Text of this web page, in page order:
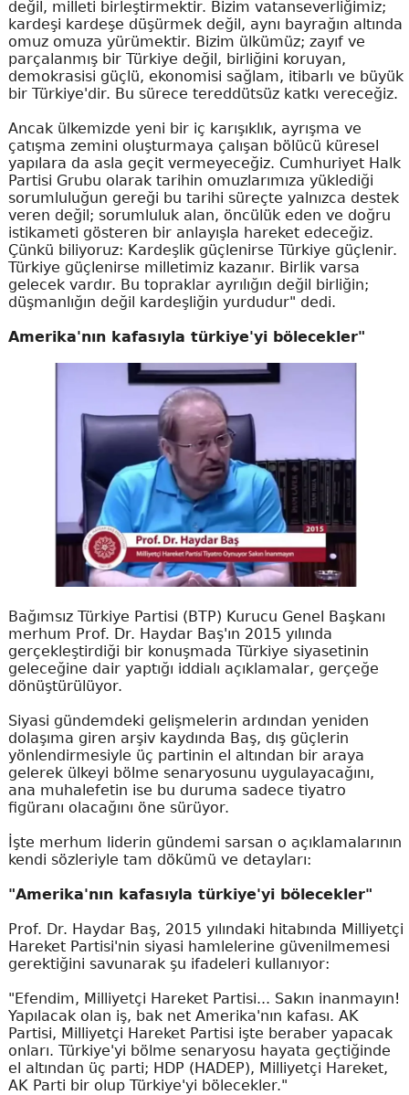
değil, milleti birleştirmektir. Bizim vatanseverliğimiz;
kardeşi kardeşe düşürmek değil, aynı bayrağın altında
omuz omuza yürümektir. Bizim ülkümüz; zayıf ve
parçalanmış bir Türkiye değil, birliğini koruyan,
demokrasisi güçlü, ekonomisi sağlam, itibarlı ve büyük
bir Türkiye'dir. Bu sürece tereddütsüz katkı vereceğiz.
Ancak ülkemizde yeni bir iç karışıklık, ayrışma ve
çatışma zemini oluşturmaya çalışan bölücü küresel
yapılara da asla geçit vermeyeceğiz. Cumhuriyet Halk
Partisi Grubu olarak tarihin omuzlarımıza yüklediği
sorumluluğun gereği bu tarihi süreçte yalnızca destek
veren değil; sorumluluk alan, öncülük eden ve doğru
istikameti gösteren bir anlayışla hareket edeceğiz.
Çünkü biliyoruz: Kardeşlik güçlenirse Türkiye güçlenir.
Türkiye güçlenirse milletimiz kazanır. Birlik varsa
gelecek vardır. Bu topraklar ayrılığın değil birliğin;
düşmanlığın değil kardeşliğin yurdudur" dedi.
Amerika'nın kafasıyla türkiye'yi bölecekler"
Bağımsız Türkiye Partisi (BTP) Kurucu Genel Başkanı
merhum Prof. Dr. Haydar Baş'ın 2015 yılında
gerçekleştirdiği bir konuşmada Türkiye siyasetinin
geleceğine dair yaptığı iddialı açıklamalar, gerçeğe
dönüştürülüyor.
Siyasi gündemdeki gelişmelerin ardından yeniden
dolaşıma giren arşiv kaydında Baş, dış güçlerin
yönlendirmesiyle üç partinin el altından bir araya
gelerek ülkeyi bölme senaryosunu uygulayacağını,
ana muhalefetin ise bu duruma sadece tiyatro
figüranı olacağını öne sürüyor.
İşte merhum liderin gündemi sarsan o açıklamalarının
kendi sözleriyle tam dökümü ve detayları:
"Amerika'nın kafasıyla türkiye'yi bölecekler"
Prof. Dr. Haydar Baş, 2015 yılındaki hitabında Milliyetçi
Hareket Partisi'nin siyasi hamlelerine güvenilmemesi
gerektiğini savunarak şu ifadeleri kullanıyor:
"Efendim, Milliyetçi Hareket Partisi... Sakın inanmayın!
Yapılacak olan iş, bak net Amerika'nın kafası. AK
Partisi, Milliyetçi Hareket Partisi işte beraber yapacak
onları. Türkiye'yi bölme senaryosu hayata geçtiğinde
el altından üç parti; HDP (HADEP), Milliyetçi Hareket,
AK Parti bir olup Türkiye'yi bölecekler."